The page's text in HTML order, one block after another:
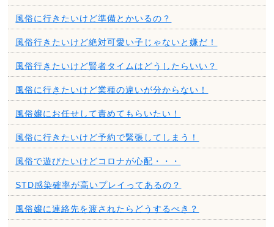
風俗に行きたいけど準備とかいるの？
風俗行きたいけど絶対可愛い子じゃないと嫌だ！
風俗行きたいけど賢者タイムはどうしたらいい？
風俗に行きたいけど業種の違いが分からない！
風俗嬢にお任せして責めてもらいたい！
風俗に行きたいけど予約で緊張してしまう！
風俗で遊びたいけどコロナが心配・・・
STD感染確率が高いプレイってあるの？
風俗嬢に連絡先を渡されたらどうするべき？